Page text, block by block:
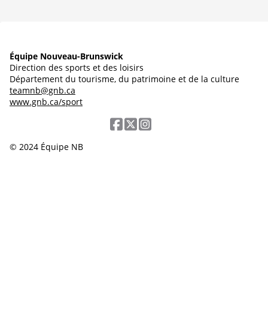
Équipe Nouveau-Brunswick
Direction des sports et des loisirs
Département du tourisme, du patrimoine et de la culture
teamnb@gnb.ca
www.gnb.ca/sport
© 2024 Équipe NB